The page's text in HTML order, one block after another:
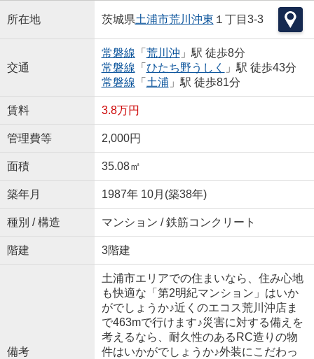
所在地 茨城県土浦市荒川沖東 １丁目3-3
交通
常磐線 「 荒川沖 」駅 徒歩8分
常磐線 「 ひたち野うしく
」駅 徒歩43分
常磐線 「 土浦 」駅 徒歩81分
賃料 3.8万円
管理費等 2,000円
面積 35.08㎡
築年月 1987年 10月(築38年)
種別 / 構造 マンション / 鉄筋コンクリート
階建 3階建
備考
土浦市エリアでの住まいなら、住み心地
も快適な「第2明紀マンション」はいか
がでしょうか♪近くのエコス荒川沖店ま
で463mで行けます♪災害に対する備えを
考えるなら、耐久性のあるRC造りの物
件はいかがでしょうか♪外装にこだわっ